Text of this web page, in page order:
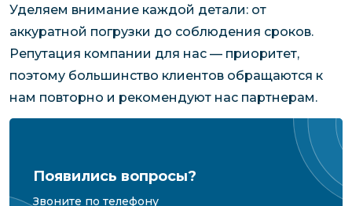
Уделяем внимание каждой детали: от
аккуратной погрузки до соблюдения сроков.
Репутация компании для нас — приоритет,
поэтому большинство клиентов обращаются к
нам повторно и рекомендуют нас партнерам.
Появились вопросы?
Звоните по телефону